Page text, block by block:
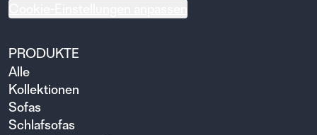
PRODUKTE
Alle
Kollektionen
Sofas
Schlafsofas